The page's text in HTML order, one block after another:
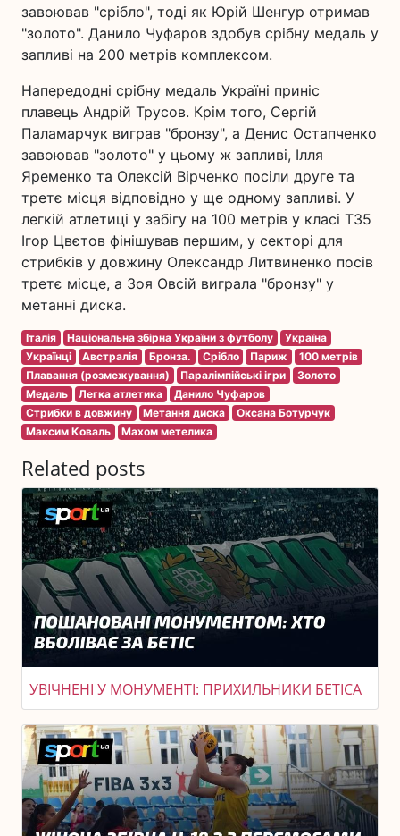
завоював "срібло", тоді як Юрій Шенгур отримав
"золото". Данило Чуфаров здобув срібну медаль у
запливі на 200 метрів комплексом.
Напередодні срібну медаль Україні приніс
плавець Андрій Трусов. Крім того, Сергій
Паламарчук виграв "бронзу", а Денис Остапченко
завоював "золото" у цьому ж запливі, Ілля
Яременко та Олексій Вірченко посіли друге та
третє місця відповідно у ще одному запливі. У
легкій атлетиці у забігу на 100 метрів у класі Т35
Ігор Цвєтов фінішував першим, у секторі для
стрибків у довжину Олександр Литвиненко посів
третє місце, а Зоя Овсій виграла "бронзу" у
метанні диска.
Італія Національна збірна України з футболу
Україна
Українці
Австралія Бронза. Срібло Париж
100 метрів
Плавання (розмежування)
Паралімпійські ігри
Золото
Медаль
Легка атлетика
Данило Чуфаров
Стрибки в довжину
Метання диска
Оксана Ботурчук
Максим Коваль
Махом метелика
Related posts
УВІЧНЕНІ У МОНУМЕНТІ: ПРИХИЛЬНИКИ БЕТІСА